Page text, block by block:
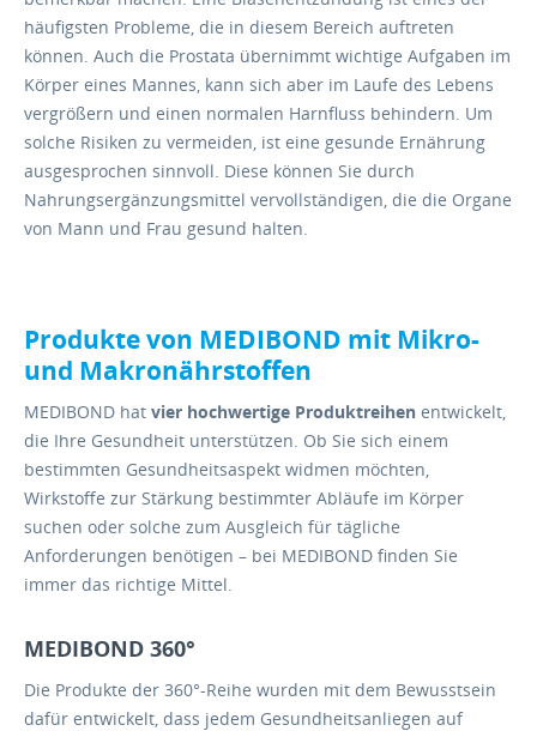
häufigsten Probleme, die in diesem Bereich auftreten
können. Auch die Prostata übernimmt wichtige Aufgaben im
Körper eines Mannes, kann sich aber im Laufe des Lebens
vergrößern und einen normalen Harnfluss behindern. Um
solche Risiken zu vermeiden, ist eine gesunde Ernährung
ausgesprochen sinnvoll. Diese können Sie durch
Nahrungsergänzungsmittel vervollständigen, die die Organe
von Mann und Frau gesund halten.
Produkte von MEDIBOND mit Mikro-
und Makronährstoffen
MEDIBOND hat vier hochwertige Produktreihen entwickelt,
die Ihre Gesundheit unterstützen. Ob Sie sich einem
bestimmten Gesundheitsaspekt widmen möchten,
Wirkstoffe zur Stärkung bestimmter Abläufe im Körper
suchen oder solche zum Ausgleich für tägliche
Anforderungen benötigen – bei MEDIBOND finden Sie
immer das richtige Mittel.
MEDIBOND 360°
Die Produkte der 360°-Reihe wurden mit dem Bewusstsein
dafür entwickelt, dass jedem Gesundheitsanliegen auf